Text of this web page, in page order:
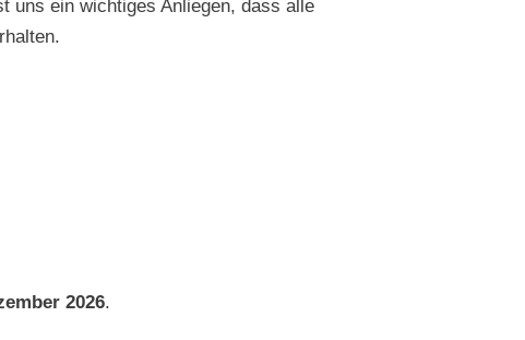
uns ein wichtiges Anliegen, dass alle
2026.